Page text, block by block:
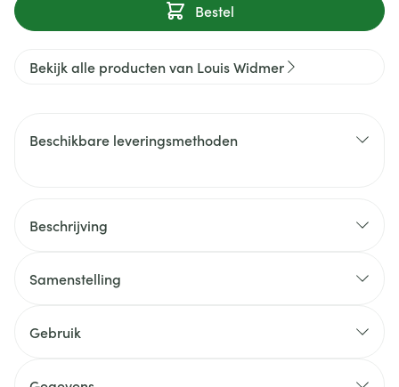
Bestel
Bekijk alle producten van Louis Widmer
Beschikbare leveringsmethoden
Beschrijving
Samenstelling
Gebruik